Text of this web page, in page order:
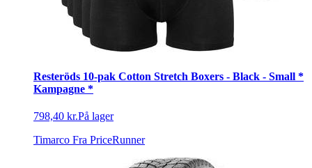
Resteröds 10-pak Cotton Stretch Boxers - Black - Small *
Kampagne *
798,40 kr.På lager
Timarco Fra PriceRunner